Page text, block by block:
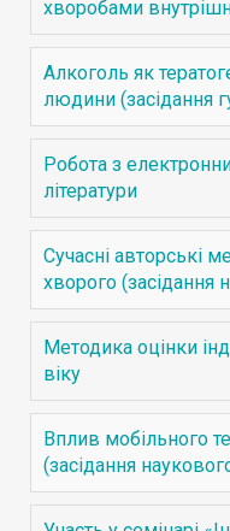
хворобами
Алкоголь як
людини (засідання
Робота з
літератури
Сучасні авторські
хворого (засідання
Методика оцінки
віку
Вплив мобільного
(засідання